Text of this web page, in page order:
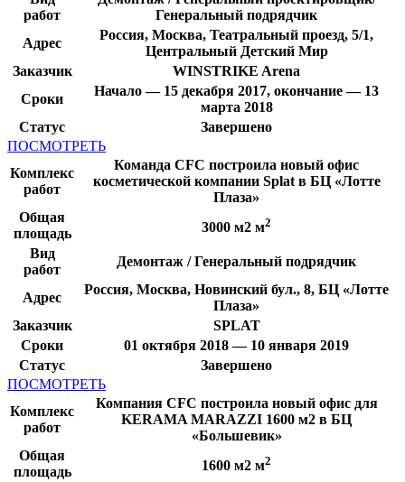
работ
Генеральный подрядчик
Адрес
Россия, Москва, Театральный проезд, 5/1,
Центральный Детский Мир
Заказчик
WINSTRIKE Arena
Сроки
Начало — 15 декабря 2017, окончание — 13
марта 2018
Статус
Завершено
ПОСМОТРЕТЬ
Комплекс
работ
Команда CFC построила новый офис
косметической компании Splat в БЦ «Лотте
Плаза»
Общая
площадь
3000 м2 м2
Вид
работ
Демонтаж / Генеральный подрядчик
Адрес
Россия, Москва, Новинский бул., 8, БЦ «Лотте
Плаза»
Заказчик
SPLAT
Сроки
01 октября 2018 — 10 января 2019
Статус
Завершено
ПОСМОТРЕТЬ
Комплекс
работ
Компания CFC построила новый офис для
KERAMA MARAZZI 1600 м2 в БЦ
«Большевик»
Общая
площадь
1600 м2 м2